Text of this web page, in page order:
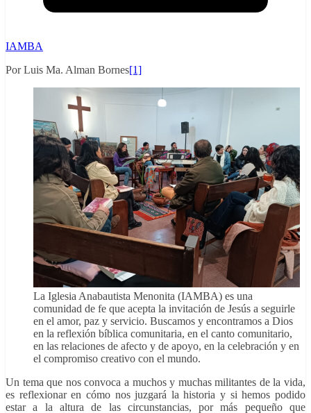
IAMBA
Por Luis Ma. Alman Bornes[1]
La Iglesia Anabautista Menonita (IAMBA) es una
comunidad de fe que acepta la invitación de Jesús a seguirle
en el amor, paz y servicio. Buscamos y encontramos a Dios
en la reflexión bíblica comunitaria, en el canto comunitario,
en las relaciones de afecto y de apoyo, en la celebración y en
el compromiso creativo con el mundo.
Un tema que nos convoca a muchos y muchas militantes de la vida,
es reflexionar en cómo nos juzgará la historia y si hemos podido
estar a la altura de las circunstancias, por más pequeño que